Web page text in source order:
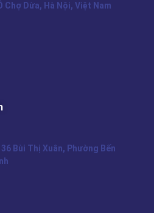
Chợ Dừa, Hà Nội, Việt Nam
Bùi Thị Xuân, Phường Bến